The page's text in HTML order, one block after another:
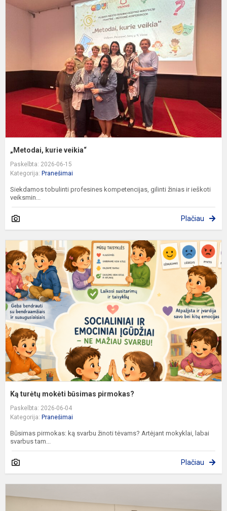
„Metodai, kurie veikia“
Paskelbta: 2026-06-15
Kategorija: Pranešimai
Siekdamos tobulinti profesines kompetencijas, gilinti žinias ir ieškoti
veiksmin...
Plačiau
Ką turėtų mokėti būsimas pirmokas?
Paskelbta: 2026-06-04
Kategorija: Pranešimai
Būsimas pirmokas: ką svarbu žinoti tėvams? Artėjant mokyklai, labai
svarbus tam...
Plačiau